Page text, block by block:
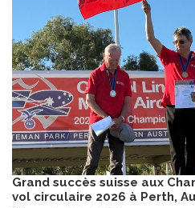
Grand succès suisse aux
vol circulaire 2026 à Perth,